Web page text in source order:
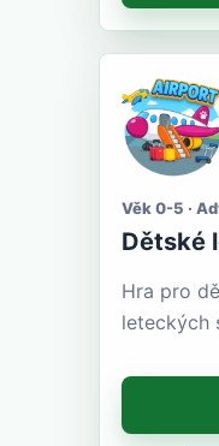
Věk 0-5 ·
Dětské
Hra pro
leteckých